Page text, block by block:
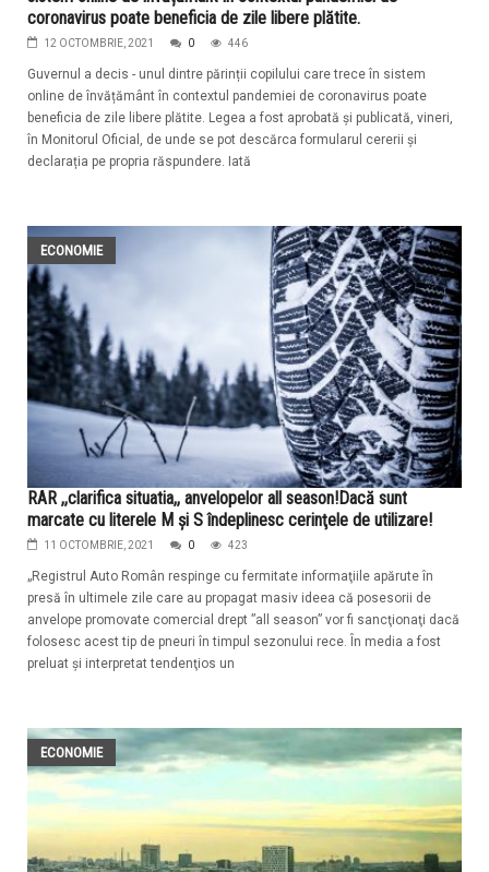
coronavirus poate beneficia de zile libere plătite.
12 OCTOMBRIE, 2021 0 446
Guvernul a decis - unul dintre părinții copilului care trece în sistem
online de învățământ în contextul pandemiei de coronavirus poate
beneficia de zile libere plătite. Legea a fost aprobată și publicată, vineri,
în Monitorul Oficial, de unde se pot descărca formularul cererii și
declarația pe propria răspundere. Iată
ECONOMIE
RAR ,,clarifica situatia,, anvelopelor all season!Dacă sunt
marcate cu literele M şi S îndeplinesc cerinţele de utilizare!
11 OCTOMBRIE, 2021 0 423
„Registrul Auto Român respinge cu fermitate informaţiile apărute în
presă în ultimele zile care au propagat masiv ideea că posesorii de
anvelope promovate comercial drept ”all season” vor fi sancţionaţi dacă
folosesc acest tip de pneuri în timpul sezonului rece. În media a fost
preluat şi interpretat tendenţios un
ECONOMIE